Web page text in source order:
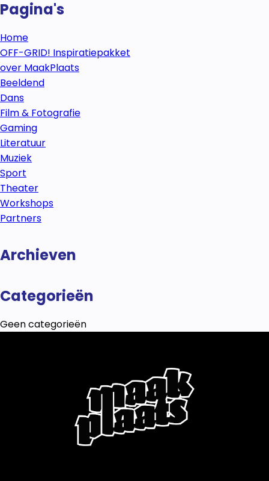
Pagina's
Home
OFF-GRID! Inspiratiepakket
over MaakPlaats
Beeldend
Dans
Film & Fotografie
Gaming
Literatuur
Muziek
Sport
Theater
Workshops
Partners
Archieven
Categorieën
Geen categorieën